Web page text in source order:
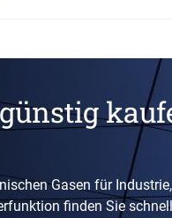
Gasen für
finden Sie